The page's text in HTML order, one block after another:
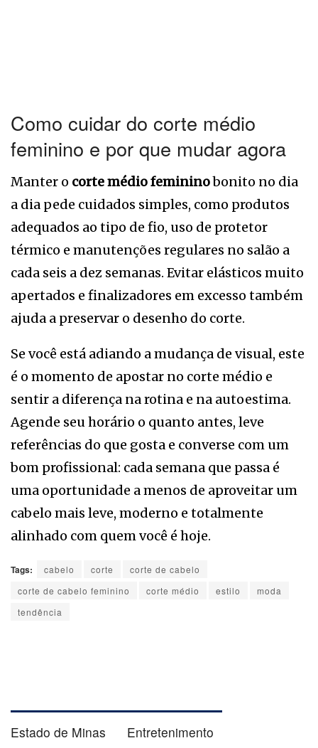
Como cuidar do corte médio
feminino e por que mudar agora
Manter o corte médio femininobonito no dia
a dia pede cuidados simples, como produtos
adequados ao tipo de fio, uso de protetor
térmico e manutenções regulares no salão a
cada seis a dez semanas. Evitar elásticos muito
apertados e finalizadores em excesso também
ajuda a preservar o desenho do corte.
Se você está adiando a mudança de visual, este
é o momento de apostar no corte médio e
sentir a diferença na rotina e na autoestima.
Agende seu horário o quanto antes, leve
referências do que gosta e converse com um
bom profissional: cada semana que passa é
uma oportunidade a menos de aproveitar um
cabelo mais leve, moderno e totalmente
alinhado com quem você é hoje.
Tags: cabelo corte
corte de cabelo
corte de cabelo feminino
corte médio estilo
moda
tendência
Estado de Minas Entretenimento